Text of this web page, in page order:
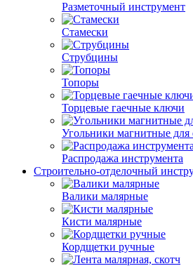
Разметочный инструмент
Стамески
Струбцины
Топоры
Торцевые гаечные ключи
Угольники магнитные для
Распродажа инструмента
Строительно-отделочный
Валики малярные
Кисти малярные
Кордщетки ручные